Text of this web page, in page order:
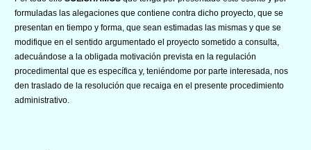
formuladas las alegaciones que contiene contra dicho proyecto, que se
presentan en tiempo y forma, que sean estimadas las mismas y que se
modifique en el sentido argumentado el proyecto sometido a consulta,
adecuándose a la obligada motivación prevista en la regulación
procedimental que es específica y, teniéndome por parte interesada, nos
den traslado de la resolución que recaiga en el presente procedimiento
administrativo.